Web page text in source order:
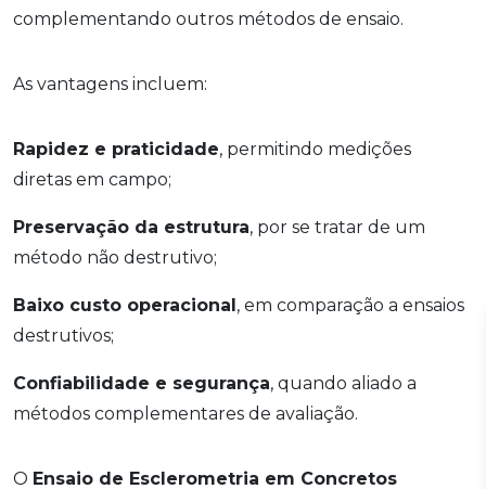
complementando outros métodos de ensaio.
As vantagens incluem:
Rapidez e praticidade, permitindo medições
diretas em campo;
Preservação da estrutura, por se tratar de um
método não destrutivo;
Baixo custo operacional, em comparação a ensaios
destrutivos;
Confiabilidade e segurança, quando aliado a
métodos complementares de avaliação.
O Ensaio de Esclerometria em Concretos